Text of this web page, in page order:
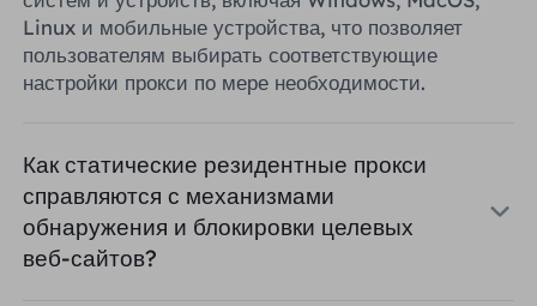
Linux и мобильные устройства, что позволяет
пользователям выбирать соответствующие
настройки прокси по мере необходимости.
Как статические резидентные прокси
справляются с механизмами
обнаружения и блокировки целевых
веб-сайтов?